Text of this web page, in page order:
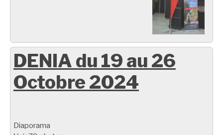
DENIA du 19 au 26
Octobre 2024
Diaporama